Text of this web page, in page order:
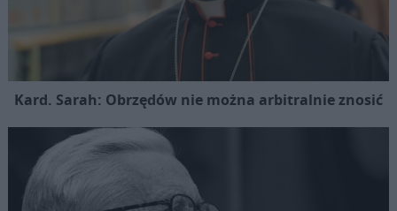
Kard. Sarah: Obrzędów nie można arbitralnie znosić